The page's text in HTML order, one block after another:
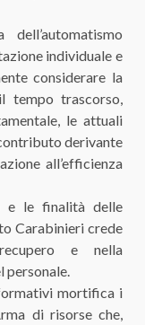
individuale e
considerare la
tempo trascorso,
le attuali
derivante
all’efficienza
e le finalità delle
Carabinieri crede
e nella
personale.
mortifica i
di risorse che,